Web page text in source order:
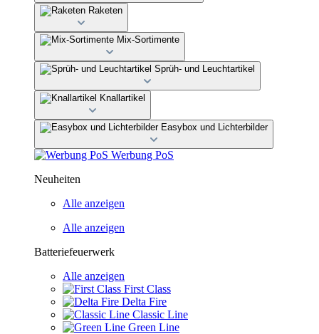
Raketen
Mix-Sortimente
Sprüh- und Leuchtartikel
Knallartikel
Easybox und Lichterbilder
Werbung PoS
Neuheiten
Alle anzeigen
Alle anzeigen
Batteriefeuerwerk
Alle anzeigen
First Class
Delta Fire
Classic Line
Green Line